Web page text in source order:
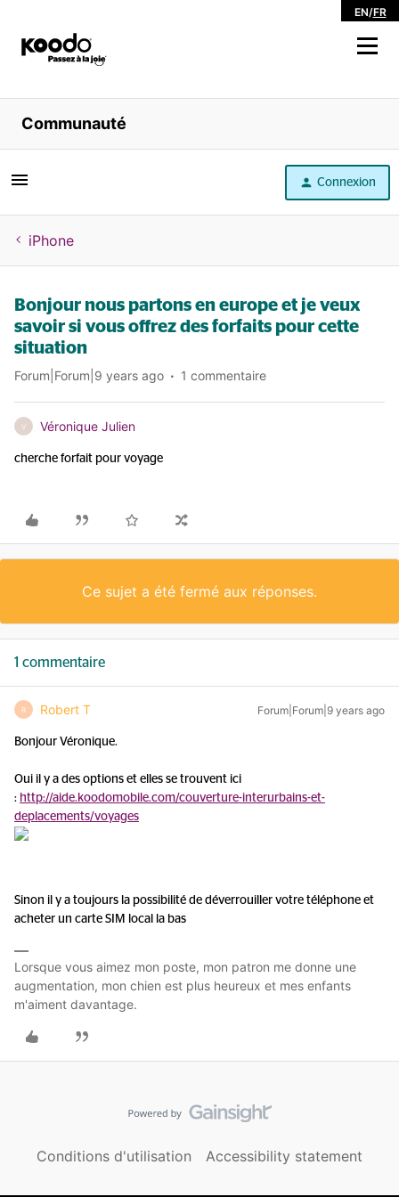
EN/FR
Magasiner
Libre service
Aide
Communauté
Connexion
iPhone
Bonjour nous partons en europe et je veux
savoir si vous offrez des forfaits pour cette
situation
Forum|Forum|9 years ago 1 commentaire
V Véronique Julien
cherche forfait pour voyage
Ce sujet a été fermé aux réponses.
1 commentaire
R Robert T Forum|Forum|9 years ago
Bonjour Véronique.
Oui il y a des options et elles se trouvent ici
: http://aide.koodomobile.com/couverture-interurbains-et-
deplacements/voyages
Sinon il y a toujours la possibilité de déverrouiller votre téléphone et
acheter un carte SIM local la bas
Lorsque vous aimez mon poste, mon patron me donne une
augmentation, mon chien est plus heureux et mes enfants
m'aiment davantage.
Conditions d'utilisation Accessibility statement